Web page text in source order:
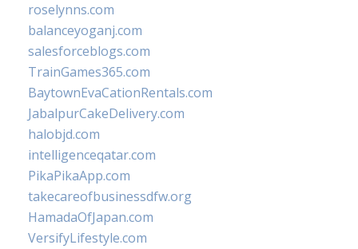
roselynns.com
balanceyoganj.com
salesforceblogs.com
TrainGames365.com
BaytownEvaCationRentals.com
JabalpurCakeDelivery.com
halobjd.com
intelligenceqatar.com
PikaPikaApp.com
takecareofbusinessdfw.org
HamadaOfJapan.com
VersifyLifestyle.com